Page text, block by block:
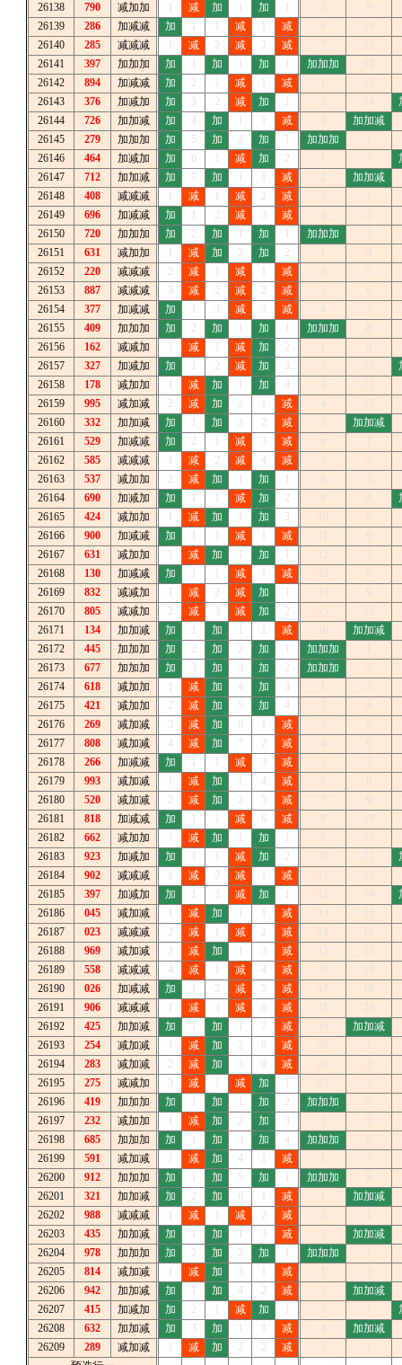
26138
790 减加加 减 加 加 5
26139
286 加减减 加 减 减
26140
285 减减减 减 2 减 2 减 7
26141
397 加加加 加 加 加 加加加
12
26142
894 加减减 加 2 减 减
26143
376 加减加 加 2 减 加 2 14
26144
726 加加减 加 4 加 减
加加减
26145
279 加加加 加 5 加 2 加 加加加
26146
464 加减加 加 减 加 2 2
26147
712 加加减 加 7 加 减 2
加加减
26148
408 减减减 减 减 2 减
26149
696 加减减 加 2 减 减 4
2
26150
720 加加加 加 2 加 加 加加加
26151
631 减加加 减 加 2 加 2
4
26152
220 减减减 2 减 减 减 2
5
26153
887 减减减 减 2 减 2 减
26154
377 加减减 加 减 减 4
7
26155
409 加加加 加 2 加 加 加加加
26156
162 减减加 减 减 加 2
26157
327 加减加 加 2 减 加 2
26158
178 减加加 减 加 加 4
26159
995 减加减 2 减 加 2 减 4
12
26160
332 加加减 加 加 2 减 5
加加减
26161
529 加减减 加 2 减 减
26162
585 减减减 减 2 减 4 减 7
2
26163
537 减加加 2 减 加 加
26164
690 加减加 加 减 加 2 4
26165
424 减加加 减 加 加
5
26166
900 加减减 加 减 减
26167
631 减加加 减 加 加 12
7
26168
130 加减减 加 减 减
26169
832 减减加 减 2 减 加 14
26170
805 减减加 2 减 减 加 2 15
26171
134 加加减 加 加 减
加加减
26172
445 加加加 加 2 加 2 加 加加加
26173
677 加加加 加 加 加 2 加加加
2
26174
618 减加加 减 加 4 加
26175
421 减加加 2 减 加 5 加 4 2
4
26176
269 减加减 减 加 减
5
26177
808 减加减 4 减 加 7 2 减 4
26178
266 加减减 加 减 减 5
7
26179
993 减加减 减 加 4 减
26180
520 减加减 2 减 加 2 5 减 7
26181
818 加减减 加 减 减
26182
662 减加加 减 加 加
26183
923 加减加 加 减 加 2 12
26184
902 减减减 减 2 减 减
26185
397 加减加 加 减 加 12 14
26186
045 减加减 减 加 减
15
26187
023 减减减 2 减 减 2 减 14
26188
969 减加减 减 加 减 15
17
26189
558 减减减 4 减 减 4 减
26190
026 加减减 加 2 减 5 减 17
26191
906 减减减 减 减 减
20
26192
425 加加减 加 加 7 减
加加减
26193
254 减加减 减 加 2 减 20
26194
283 减加减 2 减 加 减 21
2
26195
275 减减加 减 减 加 22
26196
419 加加加 加 加 加 2 加加加
4
26197
232 减加加 减 加 2 加
5
26198
685 加加加 加 加 加 4 加加加
26199
591 减加减 减 加 4 减
7
26200
912 加加加 加 加 5 加 加加加
26201
321 加加减 加 2 加 减
加加减
26202
988 减减减 减 减 2 减 2
26203
435 加加减 加 加 减
加加减
26204
978 加加加 加 2 加 2 加 加加加
26205
814 减加减 减 加 减
2
26206
942 加加减 加 加 4 2 减 2
加加减
26207
415 加减加 加 2 减 加
26208
632 加加减 加 加 减 4
加加减
26209
289 减加减 减 加 2 2 减 5